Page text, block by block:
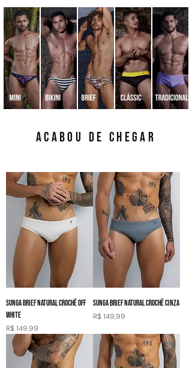
ACABOU DE CHEGAR
SUNGA BRIEF NATURAL CROCHÊ OFF
WHITE
Preço
R$ 149,99
SUNGA BRIEF NATURAL CROCHÊ CINZA
Preço
R$ 149,99